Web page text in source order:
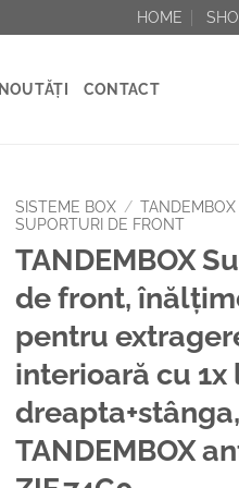
HOME
NOUTĂȚI CONTACT
SISTEME BOX / TANDEMBOX
SUPORTURI DE FRONT
TANDEMBOX
de front,
pentru
interioară cu 1x
TANDEMBOX